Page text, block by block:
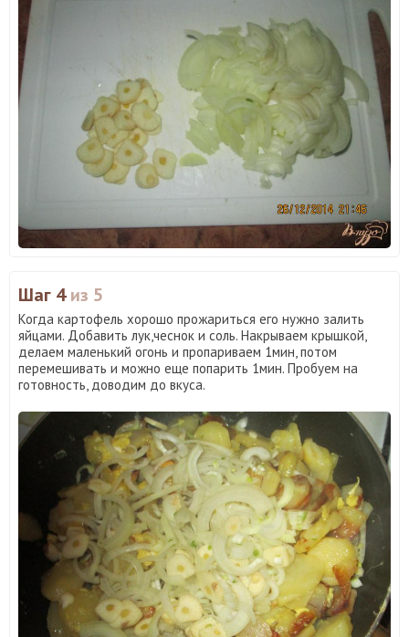
Шаг 4из 5
Когда картофель хорошо прожариться его нужно залить
яйцами. Добавить лук,чеснок и соль. Накрываем крышкой,
делаем маленький огонь и пропариваем 1мин, потом
перемешивать и можно еще попарить 1мин. Пробуем на
готовность, доводим до вкуса.